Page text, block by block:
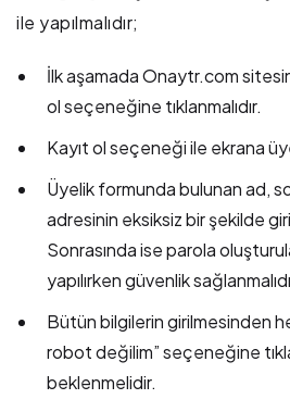
ile yapılmalıdır;
İlk aşamada Onaytr.com
ol seçeneğine tıklanmalıdır.
Kayıt ol seçeneği ile ekrana
Üyelik formunda bulunan ad,
adresinin eksiksiz bir şekilde
Sonrasında ise parola
yapılırken güvenlik
Bütün bilgilerin girilmesinden
robot değilim” seçeneğine
beklenmelidir.